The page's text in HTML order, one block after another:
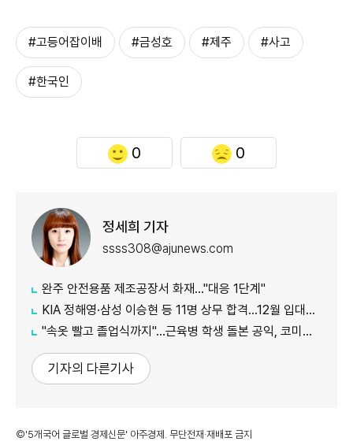
#고등어잡이배 #금성호 #제주 #사고
#한국인
0 0
정세희 기자
ssss308@ajunews.com
완주 안전용품 제조공장서 화재…"대응 1단계"
KIA 정해영·삼성 이승현 등 11명 상무 합격…12월 입대해 2028년 6월 전역
"속옷 빨고 졸업식까지"…근육병 학생 돌본 공익, 코미디언 김규원이었다
기자의 다른기사
©'5개국어 글로벌 경제신문' 아주경제. 무단전재·재배포 금지